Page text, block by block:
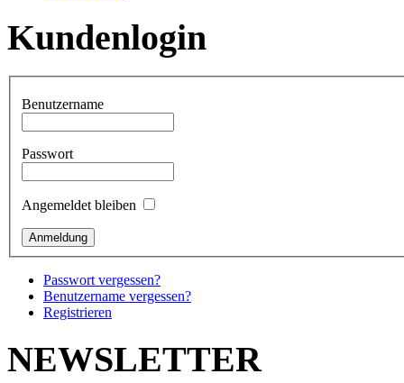
Kundenlogin
Benutzername
Passwort
Angemeldet bleiben
Passwort vergessen?
Benutzername vergessen?
Registrieren
NEWSLETTER